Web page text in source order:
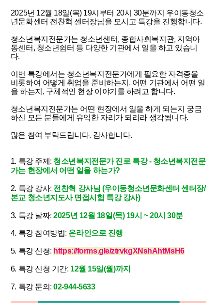
2025년 12월 18일(목) 19시부터 20시 30분까지 우이동청소
년문화센터 전찬혁 센터장님을 모시고 특강을 진행합니다.
청소년복지전문가는 청소년센터, 종합사회복지관, 지역아
동센터, 청소년쉼터 등 다양한 기관에서 일을 하고 있습니
다.
이번 특강에서는 청소년복지전문가에게 필요한 자격증을
비롯하여 어떻게 취업을 준비하는지, 어떤 기관에서 어떤 일
을 하는지, 구체적인 현장 이야기를 하려고 합니다.
청소년복지전문가는 어떤 현장에서 일을 하게 되는지 궁금
하신 모든 분들에게 유익한 자리가 되리라 생각됩니다.
많은 참여 부탁드립니다. 감사합니다.
1. 특강 주제: 청소년복지전문가 진로 특강 - 청소년복지전문
가는 현장에서 어떤 일을 하는가?
2. 특강 강사: 전찬혁 강사님 (우이동청소년문화센터 센터장/
본교 청소년지도사 면접시험 특강 강사)
3. 특강 날짜:2025년 12월 18일(목) 19시 ~ 20시 30분
4. 특강 참여방법: 온라인으로 진행
5. 특강 신청: https://forms.gle/ztrvkgXNshAhtMsH6
6. 특강 신청 기간: 12월 15일(월)까지
7. 특강 문의:02-944-5633